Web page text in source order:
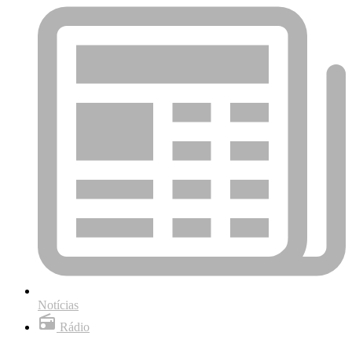
Notícias
Rádio